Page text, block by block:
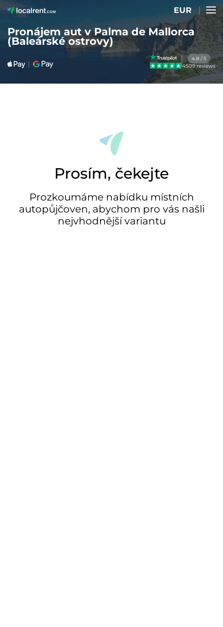
EUR
Pronájem aut v Palma de Mallorca
(Baleárské ostrovy)
4.8 / 5
4509 reviews
Prosím, čekejte
Prozkoumáme nabídku místních
autopůjčoven, abychom pro vás našli
nejvhodnější variantu